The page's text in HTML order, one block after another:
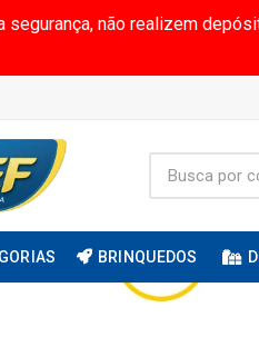
segurança, não realizem
BRINQUEDOS